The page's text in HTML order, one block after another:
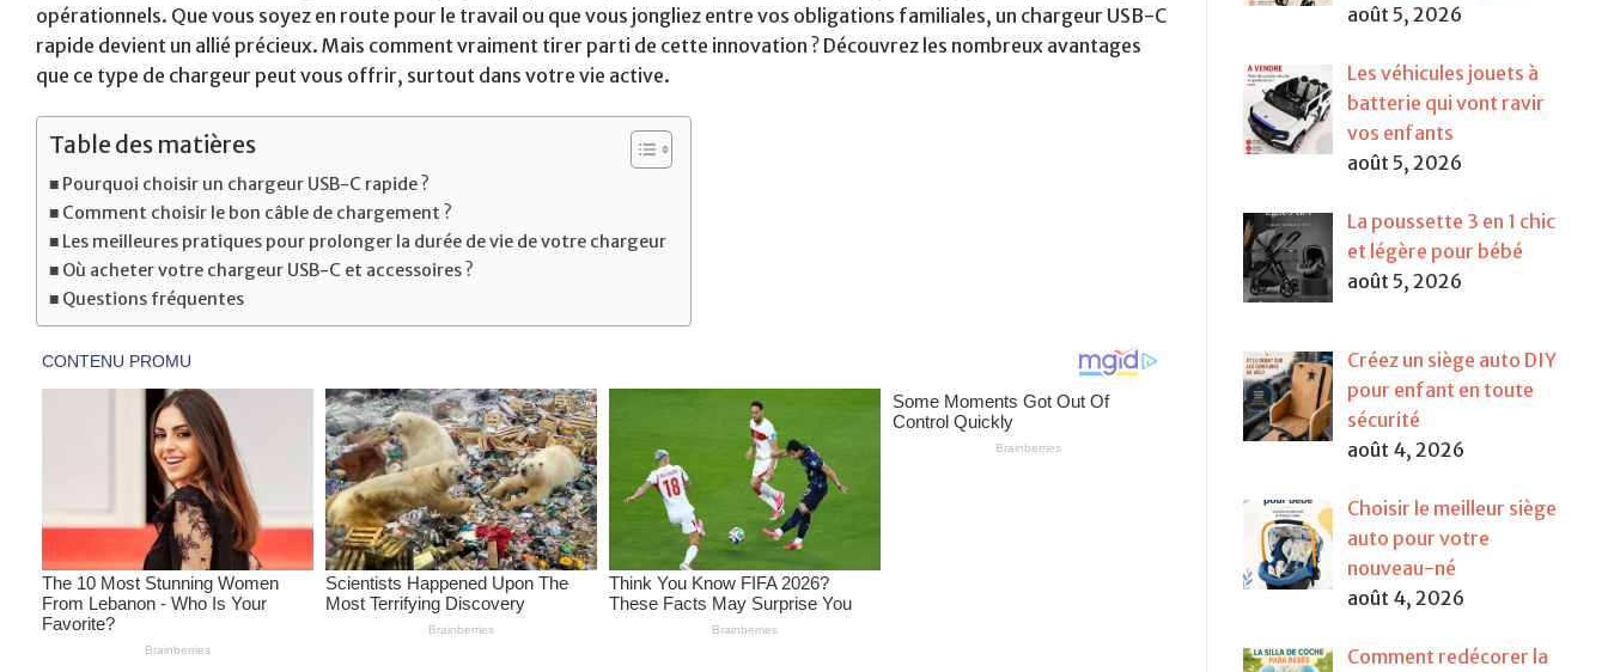
opérationnels. Que vous soyez en route pour le travail ou que vous jongliez entre vos obligations familiales, un chargeur USB-C
rapide devient un allié précieux. Mais comment vraiment tirer parti de cette innovation ? Découvrez les nombreux avantages
que ce type de chargeur peut vous offrir, surtout dans votre vie active.
Table des matières
Pourquoi choisir un chargeur USB-C rapide ?
Comment choisir le bon câble de chargement ?
Les meilleures pratiques pour prolonger la durée de vie de votre chargeur
Où acheter votre chargeur USB-C et accessoires ?
Questions fréquentes
août 5, 2026
Les véhicules jouets à
batterie qui vont ravir
vos enfants
août 5, 2026
La poussette 3 en 1 chic
et légère pour bébé
août 5, 2026
Créez un siège auto DIY
pour enfant en toute
sécurité
août 4, 2026
Choisir le meilleur siège
auto pour votre
nouveau-né
août 4, 2026
Comment redécorer la